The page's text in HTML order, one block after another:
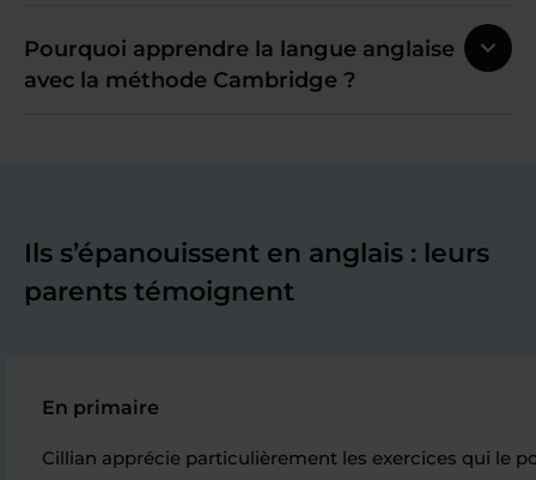
Pourquoi apprendre la langue anglaise
avec la méthode Cambridge ?
Ils s’épanouissent en anglais : leurs
parents témoignent
En primaire
Cillian apprécie particulièrement les exercices qui le